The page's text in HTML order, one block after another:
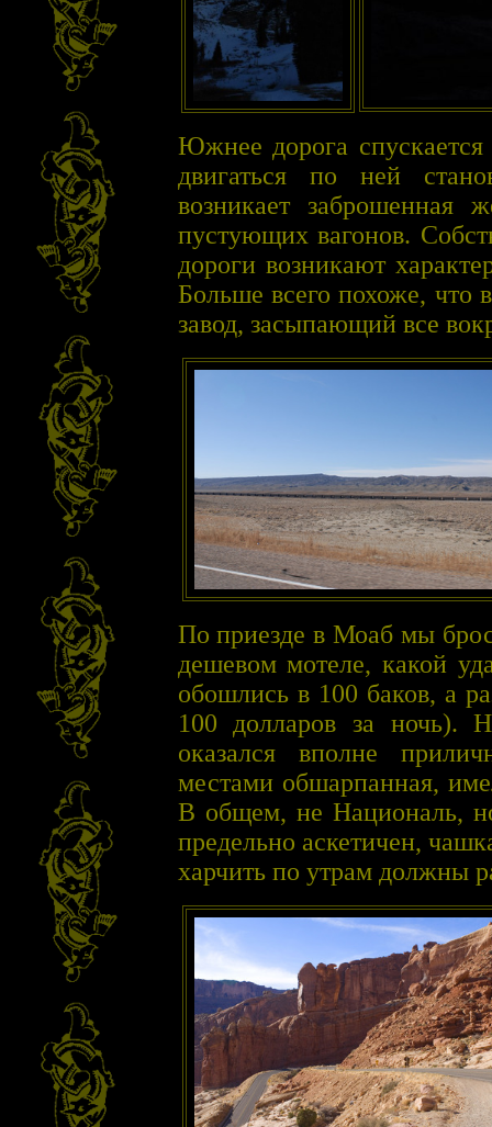
Южнее дорога
двигаться по ней
возникает заброшенная
пустующих вагонов.
дороги возникают
Больше всего похоже, что
завод, засыпающий все
По приезде в Моаб мы
дешевом мотеле, какой
обошлись в 100 баков, а
100 долларов за ночь).
оказался вполне
местами обшарпанная,
В общем, не Националь,
предельно аскетичен,
харчить по утрам должны